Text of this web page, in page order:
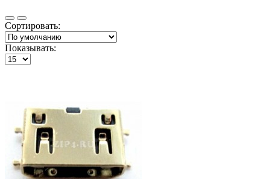
Сортировать:
Показывать: